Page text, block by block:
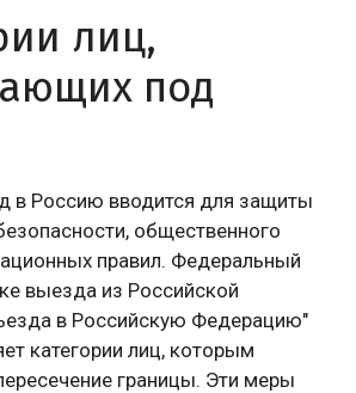
лиц,
под
в Россию вводится для защиты
общественного
правил. Федеральный
выезда из Российской
в Российскую Федерацию"
категории лиц, которым
границы. Эти меры